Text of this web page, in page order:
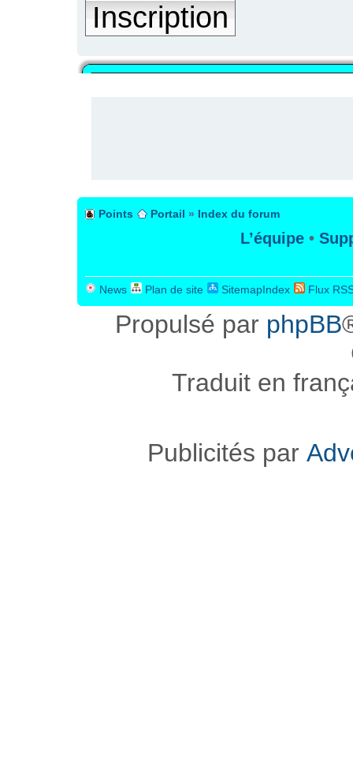
Inscription
Points Portail » Index du forum
L’équipe •
News Plan de site SitemapIndex Flux
Propulsé par phpBB
Traduit en
Publicités par